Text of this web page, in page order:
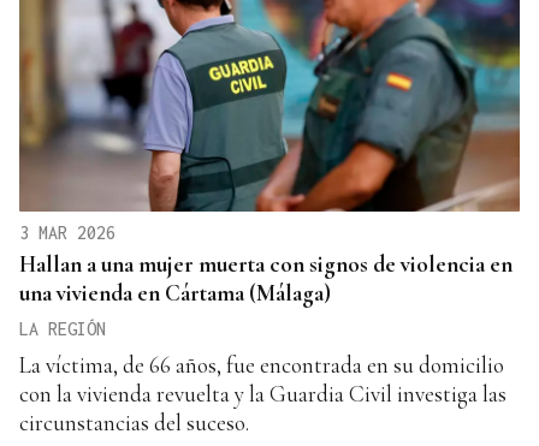
3 MAR 2026
Hallan a una mujer muerta con signos de violencia en
una vivienda en Cártama (Málaga)
LA REGIÓN
La víctima, de 66 años, fue encontrada en su domicilio
con la vivienda revuelta y la Guardia Civil investiga las
circunstancias del suceso.